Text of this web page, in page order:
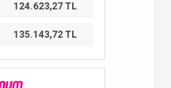
124.623,27 TL
135.143,72 TL